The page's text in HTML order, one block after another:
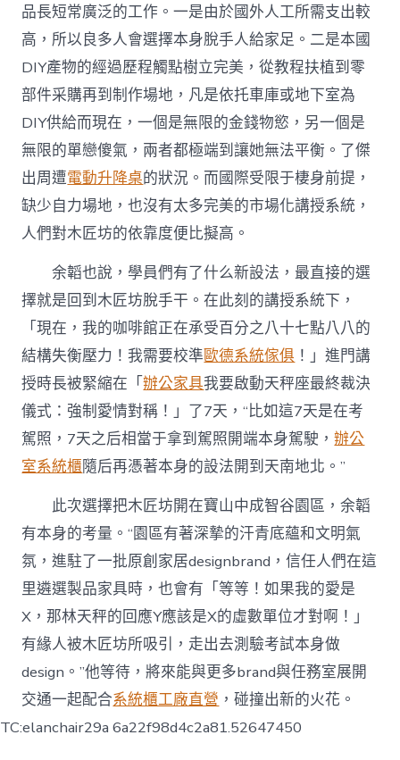
品長短常廣泛的工作。一是由於國外人工所需支出較
高，所以良多人會選擇本身脫手人給家足。二是本國
DIY產物的經過歷程觸點樹立完美，從教程扶植到零
部件采購再到制作場地，凡是依托車庫或地下室為
DIY供給而現在，一個是無限的金錢物慾，另一個是
無限的單戀傻氣，兩者都極端到讓她無法平衡。了傑
出周遭電動升降桌的狀況。而國際受限于棲身前提，
缺少自力場地，也沒有太多完美的市場化講授系統，
人們對木匠坊的依靠度便比擬高。
余韜也說，學員們有了什么新設法，最直接的選
擇就是回到木匠坊脫手干。在此刻的講授系統下，
「現在，我的咖啡館正在承受百分之八十七點八八的
結構失衡壓力！我需要校準歐德系統傢俱 ！」進門講
授時長被緊縮在「辦公家具我要啟動天秤座最終裁決
儀式：強制愛情對稱！」了7天，“比如這7天是在考
駕照，7天之后相當于拿到駕照開端本身駕駛，辦公
室系統櫃隨后再憑著本身的設法開到天南地北。”
此次選擇把木匠坊開在寶山中成智谷園區，余韜
有本身的考量。“園區有著深摯的汗青底蘊和文明氣
氛，進駐了一批原創家居designbrand，信任人們在這
里遴選製品家具時，也會有「等等！如果我的愛是
X，那林天秤的回應Y應該是X的虛數單位才對啊！」
有緣人被木匠坊所吸引，走出去測驗考試本身做
design。”他等待，將來能與更多brand與任務室展開
交通一起配合系統櫃工廠直營 ，碰撞出新的火花。
TC:elanchair29a 6a22f98d4c2a81.52647450